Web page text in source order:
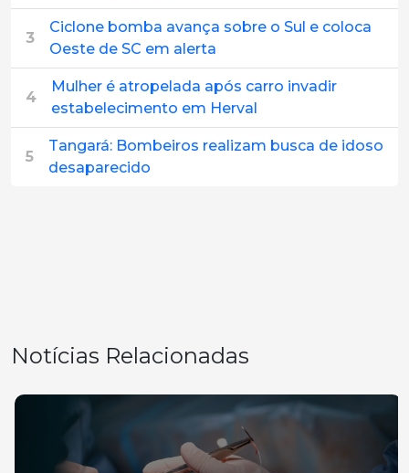
3
Ciclone bomba avança sobre o Sul e coloca
Oeste de SC em alerta
4
Mulher é atropelada após carro invadir
estabelecimento em Herval
5
Tangará: Bombeiros realizam busca de idoso
desaparecido
Notícias Relacionadas